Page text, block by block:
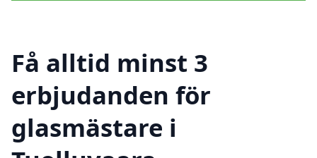
Få alltid minst 3
erbjudanden för
glasmästare i